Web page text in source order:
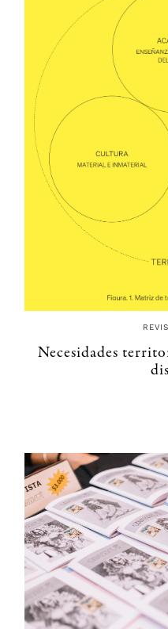
Necesidades